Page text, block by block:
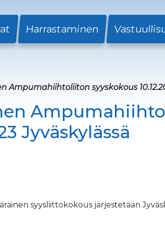
Harrastaminen
Ampumahiihtoliiton syyskokous
Jyväskylässä
syysliittokokous järjestetään